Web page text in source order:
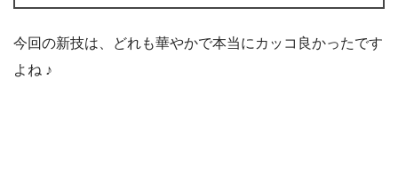
今回の新技は、どれも華やかで本当にカッコ良かったです
よね ♪